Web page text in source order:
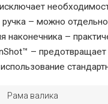
– можно
наконечника –
– предотвращает
Рама валика